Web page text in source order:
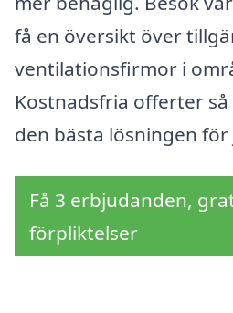
få en översikt över
ventilationsfirmor i
Kostnadsfria offerter
den bästa lösningen
Få 3 erbjudanden,
förpliktelser